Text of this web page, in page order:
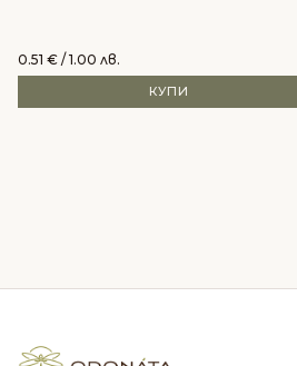
0.51 € / 1.00 лв.
КУПИ